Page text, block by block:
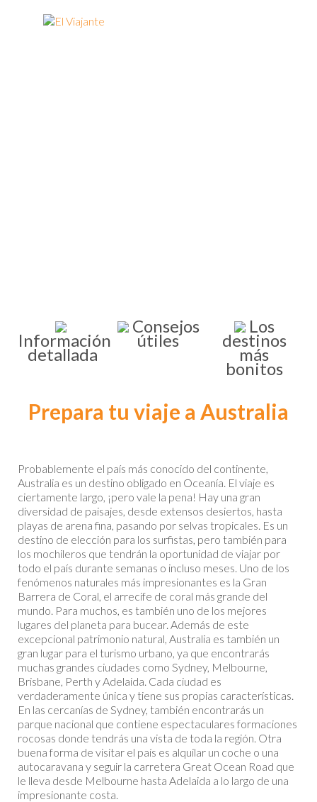
Información
detallada
Consejos
útiles
Los
destinos
más
bonitos
Prepara tu viaje a Australia
Probablemente el país más conocido del continente,
Australia es un destino obligado en Oceanía. El viaje es
ciertamente largo, ¡pero vale la pena! Hay una gran
diversidad de paisajes, desde extensos desiertos, hasta
playas de arena fina, pasando por selvas tropicales. Es un
destino de elección para los surfistas, pero también para
los mochileros que tendrán la oportunidad de viajar por
todo el país durante semanas o incluso meses. Uno de los
fenómenos naturales más impresionantes es la Gran
Barrera de Coral, el arrecife de coral más grande del
mundo. Para muchos, es también uno de los mejores
lugares del planeta para bucear. Además de este
excepcional patrimonio natural, Australia es también un
gran lugar para el turismo urbano, ya que encontrarás
muchas grandes ciudades como Sydney, Melbourne,
Brisbane, Perth y Adelaida. Cada ciudad es
verdaderamente única y tiene sus propias características.
En las cercanías de Sydney, también encontrarás un
parque nacional que contiene espectaculares formaciones
rocosas donde tendrás una vista de toda la región. Otra
buena forma de visitar el país es alquilar un coche o una
autocaravana y seguir la carretera Great Ocean Road que
le lleva desde Melbourne hasta Adelaida a lo largo de una
impresionante costa.